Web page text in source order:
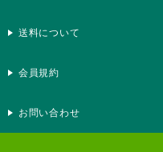
送料について
会員規約
お問い合わせ